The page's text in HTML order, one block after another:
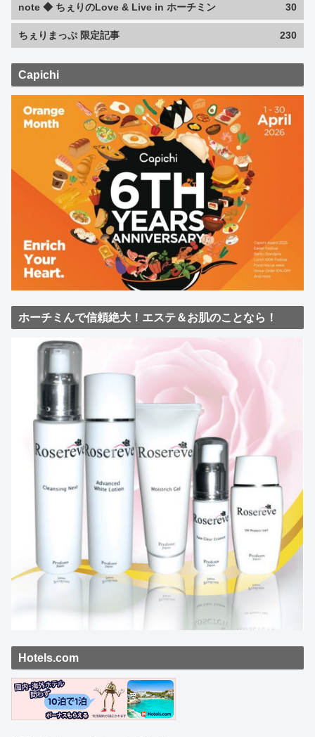
note ◆ ちぇりのLove & Live in ホーチミン 30
ちぇりまっぷ 限定記事 230
Capichi
ホーチミんで信頼絶大！エステ＆お肌のことなら！
Hotels.com